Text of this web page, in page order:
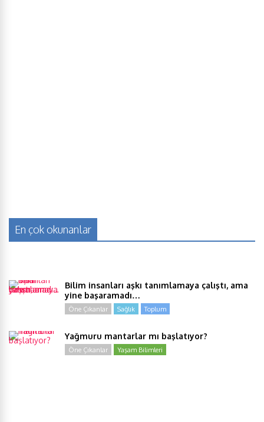
En çok okunanlar
Bilim insanları aşkı tanımlamaya çalıştı, ama
yine başaramadı…
Öne Çıkanlar Sağlık Toplum
Yağmuru mantarlar mı başlatıyor?
Öne Çıkanlar Yaşam Bilimleri